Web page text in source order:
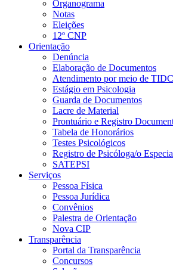
Organograma
Notas
Eleições
12º CNP
Orientação
Denúncia
Elaboração de Documentos
Atendimento por meio de TIDC
Estágio em Psicologia
Guarda de Documentos
Lacre de Material
Prontuário e Registro
Tabela de Honorários
Testes Psicológicos
Registro de Psicóloga/o
SATEPSI
Serviços
Pessoa Física
Pessoa Jurídica
Convênios
Palestra de Orientação
Nova CIP
Transparência
Portal da Transparência
Concursos